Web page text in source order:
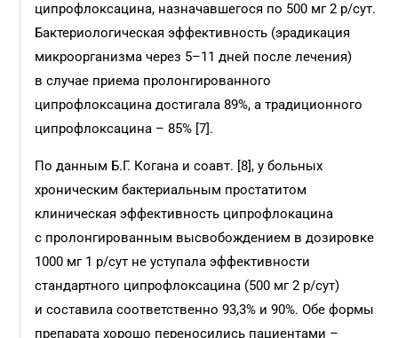
ципрофлоксацина, назначавшегося по 500 мг 2 р/сут.
Бактериологическая эффективность (эрадикация
микроорганизма через 5–11 дней после лечения)
в случае приема пролонгированного
ципрофлоксацина достигала 89%, а традиционного
ципрофлоксацина – 85% [7].
По данным Б.Г. Когана и соавт. [8], у больных
хроническим бактериальным простатитом
клиническая эффективность ципрофлокацина
с пролонгированным высвобождением в дозировке
1000 мг 1 р/сут не уступала эффективности
стандартного ципрофлоксацина (500 мг 2 р/сут)
и составила соответственно 93,3% и 90%. Обе формы
препарата хорошо переносились пациентами –